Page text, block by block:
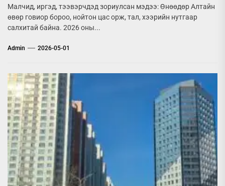
Малчид, иргэд, тээвэрчдэд зориулсан мэдээ: Өнөөдөр Алтайн
өвөр говиор бороо, нойтон цас орж, тал, хээрийн нутгаар
салхитай байна. 2026 оны...
Admin 2026-05-01